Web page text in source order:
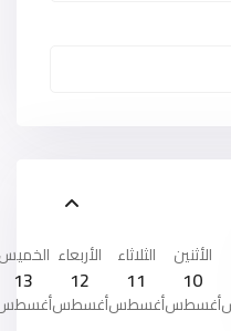
الأثنين
10
أغسطس
الثلاثاء
11
أغسطس
الأربعاء
12
أغسطس
13